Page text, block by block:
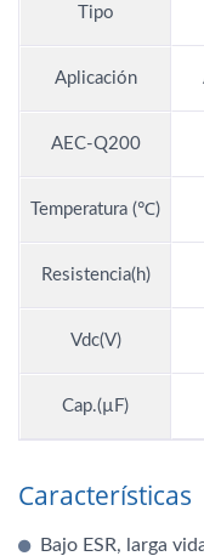
Tipo
Aplicación
AEC-Q200
Temperatura (℃)
Resistencia(h)
Vdc(V)
Cap.(µF)
Características
Bajo ESR, larga